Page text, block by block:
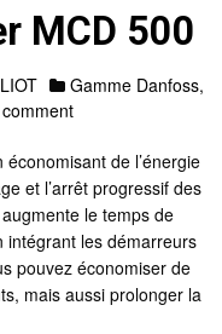
MCD 500
Gamme Danfoss,
de l’énergie
et l’arrêt progressif des
le temps de
intégrant les démarreurs
pouvez économiser de
mais aussi prolonger la